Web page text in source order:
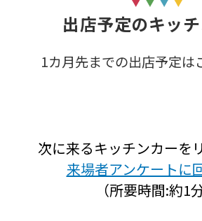
出店予定のキッ
1カ月先までの出店予定は
次に来るキッチンカーを
来場者アンケートに
（所要時間:約1分